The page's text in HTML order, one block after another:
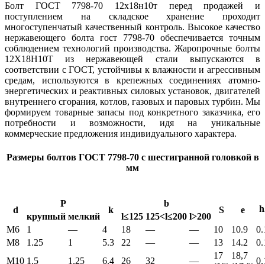
Болт ГОСТ 7798-70 12х18н10т перед продажей и
поступлением на складское хранение проходит
многоступенчатый качественный контроль. Высокое качество
нержавеющего болта гост 7798-70 обеспечивается точным
соблюдением технологий производства. Жаропрочные болты
12Х18Н10Т из нержавеющей стали выпускаются в
соответствии с ГОСТ, устойчивы к влажности и агрессивным
средам, используются в крепежных соединениях атомно-
энергетических и реактивных силовых установок, двигателей
внутреннего сгорания, котлов, газовых и паровых турбин. Мы
формируем товарные запасы под конкретного заказчика, его
потребности и возможности, идя на уникальные
коммерческие предложения индивидуального характера.
Размеры болтов ГОСТ 7798-70 с шестигранной головкой в
мм
d
P
k
b
S е h
крупный мелкий l≤125 125<l≤200 l>200
М6
1 — 4 18 — — 10 10.9
М8
1.25 1 5.3 22 — — 13 14.2
М10 1.5 1.25 6.4 26 32 —
17
18,7